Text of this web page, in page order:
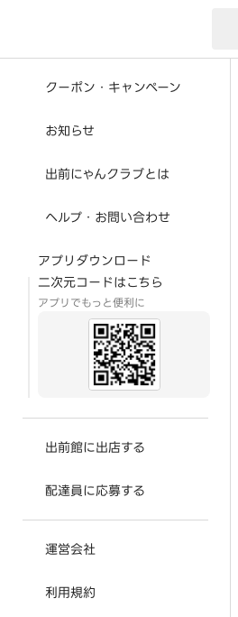
クーポン・キャンペーン
お知らせ
出前にゃんクラブとは
ヘルプ・お問い合わせ
アプリダウンロード
二次元コードはこちら
アプリでもっと便利に
出前館に出店する
配達員に応募する
運営会社
利用規約